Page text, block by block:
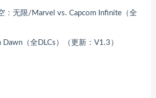
：无限/Marvel vs. Capcom Infinite（全